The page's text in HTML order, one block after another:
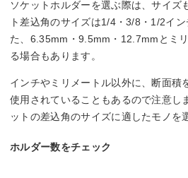
ソケットホルダーを選ぶ際は、サイズ
ト差込角のサイズは1/4・3/8・1/2イ
た、6.35mm・9.5mm・12.7mmとミ
る場合もあります。
インチやミリメートル以外に、断面積
使用されていることもあるので注意し
ットの差込角のサイズに適したモノを
ホルダー数をチェック